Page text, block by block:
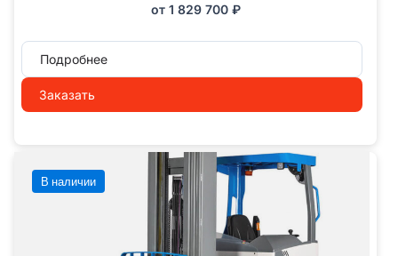
от 1 829 700 ₽
Подробнее
Заказать
В наличии